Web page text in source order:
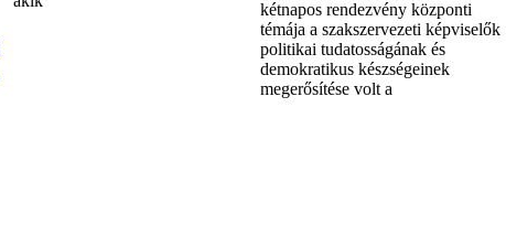
kétnapos rendezvény központi
témája a szakszervezeti képviselők
politikai tudatosságának és
demokratikus készségeinek
megerősítése volt a